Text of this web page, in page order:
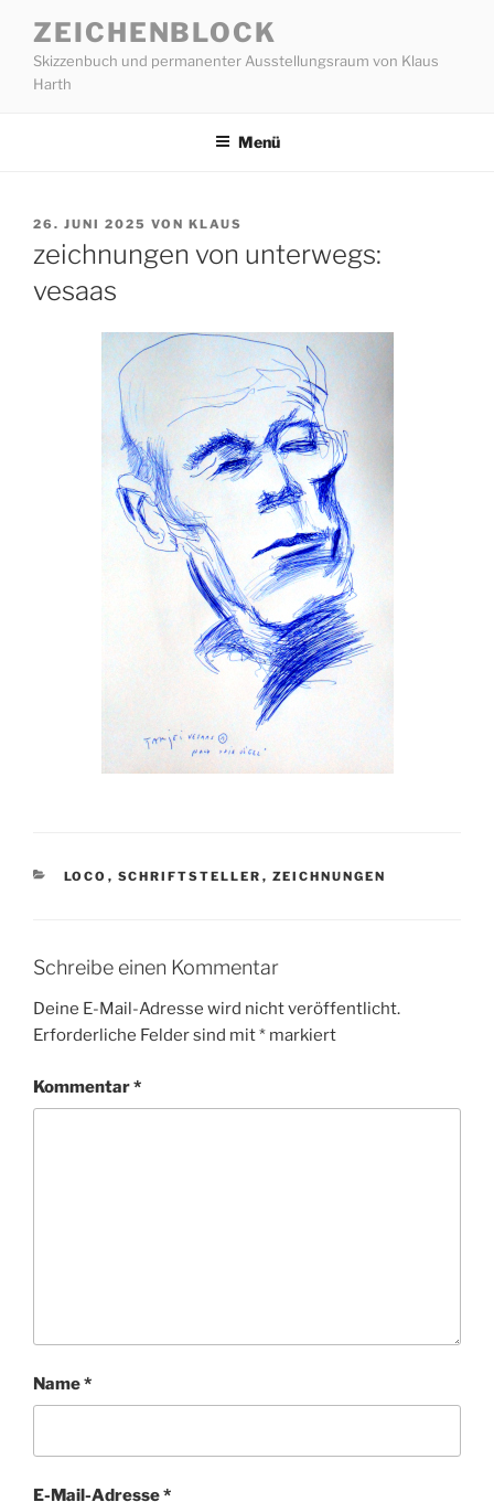
Inhalt
springen
ZEICHENBLOCK
Skizzenbuch und permanenter Ausstellungsraum von Klaus
Harth
Menü
VERÖFFENTLICHT
26. JUNI 2025 VON KLAUS
zeichnungen von unterwegs:
vesaas
KATEGORIEN
LOCO , SCHRIFTSTELLER , ZEICHNUNGEN
Schreibe einen Kommentar
Deine E-Mail-Adresse wird nicht veröffentlicht.
Erforderliche Felder sind mit* markiert
Kommentar*
Name*
E-Mail-Adresse*